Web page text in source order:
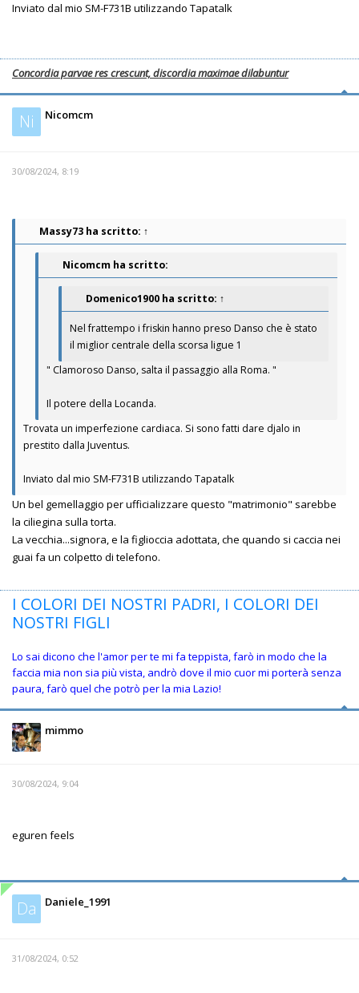
Inviato dal mio SM-F731B utilizzando Tapatalk
Concordia parvae res crescunt, discordia maximae dilabuntur
Ni Nicomcm
30/08/2024, 8:19
Massy73 ha scritto: ↑
Nicomcm ha scritto:
Domenico1900 ha scritto: ↑
Nel frattempo i friskin hanno preso Danso che è stato
il miglior centrale della scorsa ligue 1
" Clamoroso Danso, salta il passaggio alla Roma. "
Il potere della Locanda.
Trovata un imperfezione cardiaca. Si sono fatti dare djalo in
prestito dalla Juventus.
Inviato dal mio SM-F731B utilizzando Tapatalk
Un bel gemellaggio per ufficializzare questo "matrimonio" sarebbe
la ciliegina sulla torta.
La vecchia...signora, e la figlioccia adottata, che quando si caccia nei
guai fa un colpetto di telefono.
I COLORI DEI NOSTRI PADRI, I COLORI DEI
NOSTRI FIGLI
Lo sai dicono che l'amor per te mi fa teppista, farò in modo che la
faccia mia non sia più vista, andrò dove il mio cuor mi porterà senza
paura, farò quel che potrò per la mia Lazio!
mimmo
30/08/2024, 9:04
eguren feels
Da Daniele_1991
31/08/2024, 0:52